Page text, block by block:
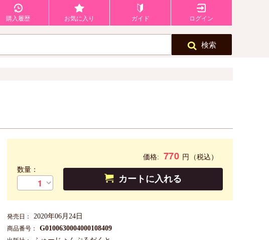
購入履歴 お気に入り ガイド ログイン
検索
価格: 770 円
（税込）
数量：
カートに入れる
発売日： 2020年06月24日
商品番号： G0100630004000108409